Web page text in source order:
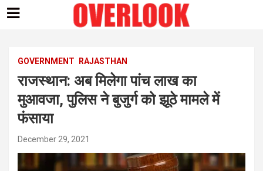
contentGOVERNMENT RAJASTHAN
राजस्थान: अब मिलेगा पांच लाख का
मुआवजा, पुलिस ने बुजुर्ग को झूठे मामले में
फंसाया
December 29, 2021